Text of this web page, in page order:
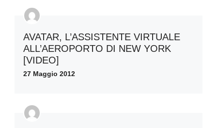
AVATAR, L’ASSISTENTE VIRTUALE
ALL’AEROPORTO DI NEW YORK
[VIDEO]
27 Maggio 2012